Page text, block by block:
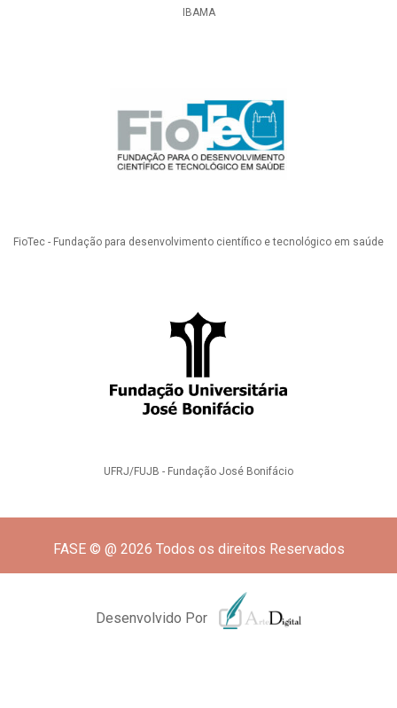
IBAMA
FioTec - Fundação para desenvolvimento científico e tecnológico em saúde
UFRJ/FUJB - Fundação José Bonifácio
FASE © @ 2026 Todos os direitos Reservados
Desenvolvido Por